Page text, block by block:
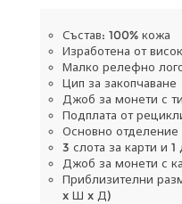
Състав: 100% кожа
Изработена от
Малко релефно
Цип за закопчаване
Джоб за монети с
Подплата от
Основно отделение
3 слота за карти и
Джоб за монети с
Приблизителни
x Ш x Д)